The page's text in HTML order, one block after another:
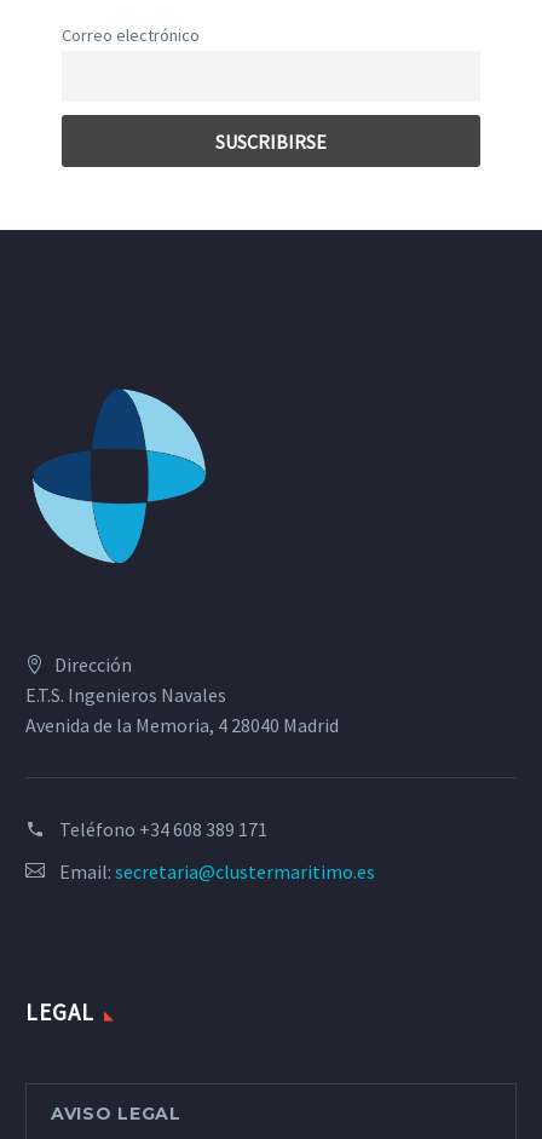
Correo electrónico
Dirección
E.T.S. Ingenieros Navales
Avenida de la Memoria, 4 28040 Madrid
Teléfono +34 608 389 171
Email: secretaria@clustermaritimo.es
LEGAL
AVISO LEGAL